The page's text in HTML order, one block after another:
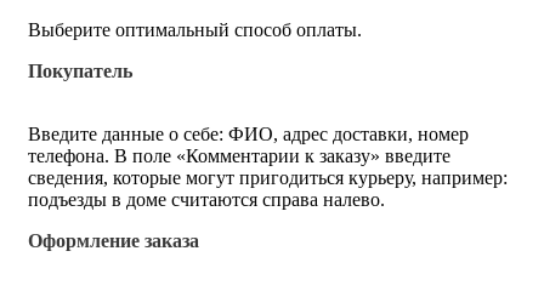
Выберите оптимальный способ оплаты.
Покупатель
Введите данные о себе: ФИО, адрес доставки, номер
телефона. В поле «Комментарии к заказу» введите
сведения, которые могут пригодиться курьеру, например:
подъезды в доме считаются справа налево.
Оформление заказа